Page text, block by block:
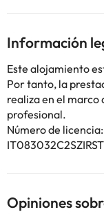
Parada del teleférico
aeropuerto
km.
En este alojamiento
o soltera ni fiestas
documento de
realizar el registro
peticiones
comportar suplementos. Informa a
directamente con el
Información
Este alojamiento
Por tanto, la
realiza en el
profesional.
Número de
Opiniones